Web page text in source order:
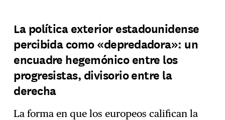
La política exterior estadounidense
percibida como «depredadora»: un
encuadre hegemónico entre los
progresistas, divisorio entre la
derecha
La forma en que los europeos califican la